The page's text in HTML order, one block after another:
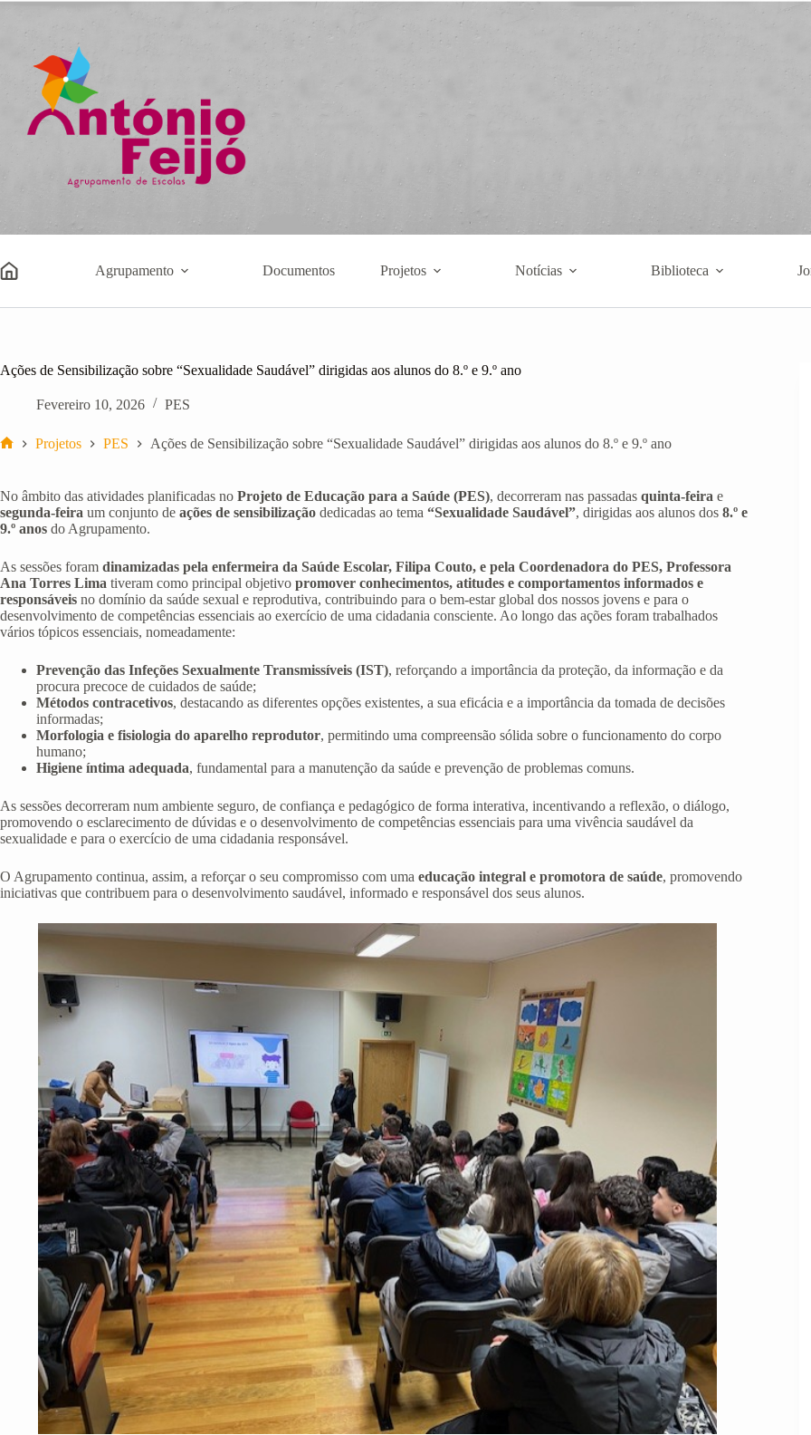
Pular
conteúdo
Agrupamento Documentos Projetos Notícias Biblioteca
Ações de Sensibilização sobre “Sexualidade Saudável” dirigidas aos alunos do 8.º e 9.º ano
Fevereiro 10, 2026 PES
Projetos PES Ações de Sensibilização sobre “Sexualidade Saudável” dirigidas aos alunos do 8.º e 9.º ano
No âmbito das atividades planificadas no Projeto de Educação para a Saúde (PES), decorreram nas passadas quinta-feira e
segunda-feira um conjunto de ações de sensibilização dedicadas ao tema “Sexualidade Saudável”, dirigidas aos alunos dos 8.º e
9.º anos do Agrupamento.
As sessões foram dinamizadas pela enfermeira da Saúde Escolar, Filipa Couto, e pela Coordenadora do PES, Professora
Ana Torres Lima tiveram como principal objetivo promover conhecimentos, atitudes e comportamentos informados e
responsáveis no domínio da saúde sexual e reprodutiva, contribuindo para o bem-estar global dos nossos jovens e para o
desenvolvimento de competências essenciais ao exercício de uma cidadania consciente. Ao longo das ações foram trabalhados
vários tópicos essenciais, nomeadamente:
Prevenção das Infeções Sexualmente Transmissíveis (IST), reforçando a importância da proteção, da informação e da
procura precoce de cuidados de saúde;
Métodos contracetivos, destacando as diferentes opções existentes, a sua eficácia e a importância da tomada de decisões
informadas;
Morfologia e fisiologia do aparelho reprodutor, permitindo uma compreensão sólida sobre o funcionamento do corpo
humano;
Higiene íntima adequada, fundamental para a manutenção da saúde e prevenção de problemas comuns.
As sessões decorreram num ambiente seguro, de confiança e pedagógico de forma interativa, incentivando a reflexão, o diálogo,
promovendo o esclarecimento de dúvidas e o desenvolvimento de competências essenciais para uma vivência saudável da
sexualidade e para o exercício de uma cidadania responsável.
O Agrupamento continua, assim, a reforçar o seu compromisso com uma educação integral e promotora de saúde, promovendo
iniciativas que contribuem para o desenvolvimento saudável, informado e responsável dos seus alunos.